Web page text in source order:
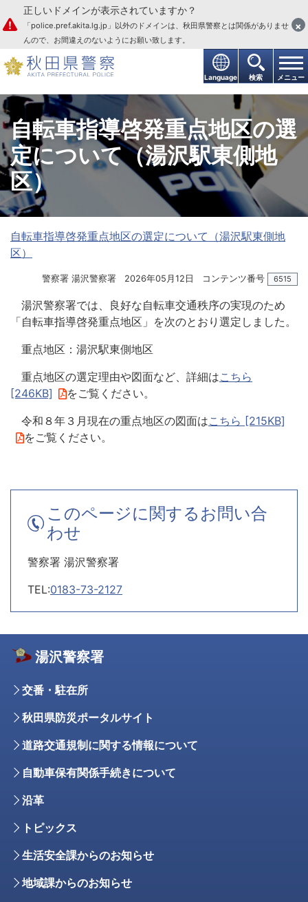
本文へ
Language 検索 メニュー
正しいドメインが表示されていますか？
「police.pref.akita.lg.jp」以外のドメインは、秋田県警察とは関係がありませ
んので、お間違えのないようにお願い致します。
×
自転車指導啓発重点地区の選
定について（湯沢駅東側地
区）
自転車指導啓発重点地区の選定について（湯沢駅東側地
区）
警察署 湯沢警察署 2026年05月12日 コンテンツ番号 6515
湯沢警察署では、良好な自転車交通秩序の実現のため
「自転車指導啓発重点地区」を次のとおり選定しました。
重点地区：湯沢駅東側地区
重点地区の選定理由や図面など、詳細はこちら
[246KB]
をご覧ください。
令和８年３月現在の重点地区の図面はこちら [215KB]
をご覧ください。
このページに関するお問い合
わせ
警察署 湯沢警察署
TEL:0183-73-2127
湯沢警察署
交番・駐在所
秋田県防災ポータルサイト
道路交通規制に関する情報について
自動車保有関係手続きについて
沿革
トピックス
生活安全課からのお知らせ
地域課からのお知らせ